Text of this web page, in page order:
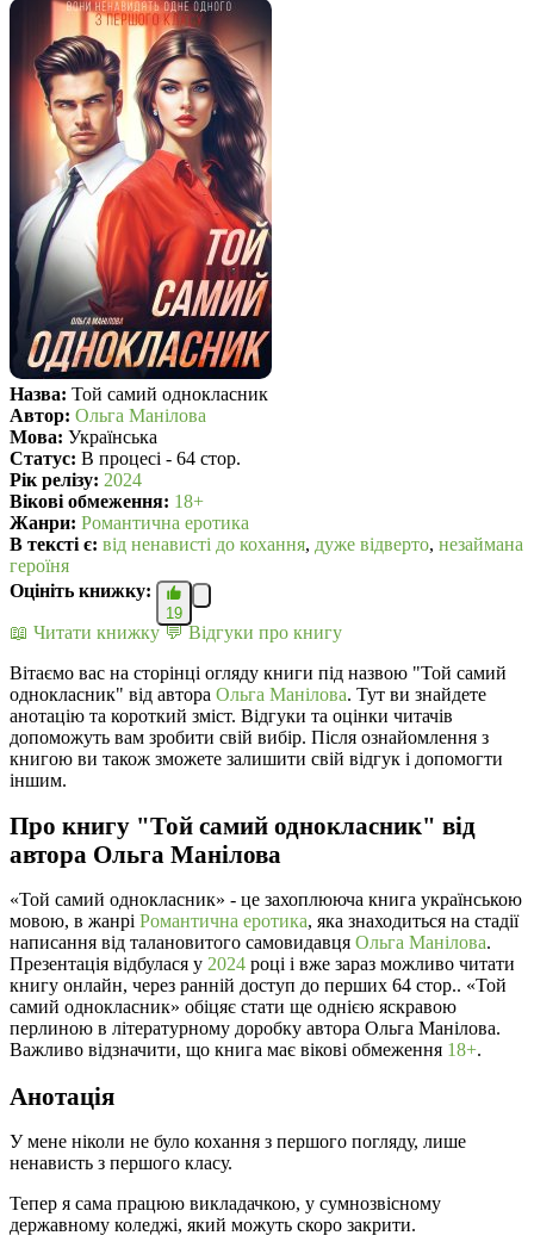
Назва: Той самий однокласник
Автор: Ольга Манілова
Мова: Українська
Статус: В процесі - 64 стор.
Рік релізу: 2024
Вікові обмеження: 18+
Жанри: Романтична еротика
В текcті є: від ненависті до кохання, дуже відверто, незаймана
героїня
Оцініть книжку:
19
📖 Читати книжку 💬 Відгуки про книгу
Вітаємо вас на сторінці огляду книги під назвою "Той самий
однокласник" від автора Ольга Манілова. Тут ви знайдете
анотацію та короткий зміст. Відгуки та оцінки читачів
допоможуть вам зробити свій вибір. Після ознайомлення з
книгою ви також зможете залишити свій відгук і допомогти
іншим.
Про книгу "Той самий однокласник" від
автора Ольга Манілова
«Той самий однокласник» - це захоплююча книга українською
мовою, в жанрі Романтична еротика, яка знаходиться на стадії
написання від талановитого самовидавця Ольга Манілова.
Презентація відбулася у 2024 році і вже зараз можливо читати
книгу онлайн, через ранній доступ до перших 64 стор.. «Той
самий однокласник» обіцяє стати ще однією яскравою
перлиною в літературному доробку автора Ольга Манілова.
Важливо відзначити, що книга має вікові обмеження 18+.
Анотація
У мене ніколи не було кохання з першого погляду, лише
ненависть з першого класу.
Тепер я сама працюю викладачкою, у сумнозвісному
державному коледжі, який можуть скоро закрити.